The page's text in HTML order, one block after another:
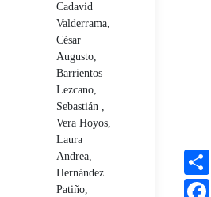
Cadavid
Valderrama,
César
Augusto,
Barrientos
Lezcano,
Sebastián ,
Vera Hoyos,
Laura
Andrea,
Hernández
Patiño,